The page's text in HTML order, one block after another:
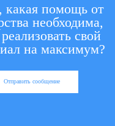
какая помощь от
необходима,
свой
на максимум?
Отправить сообщение